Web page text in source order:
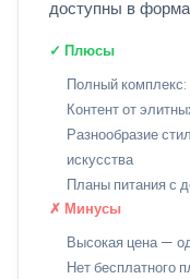
доступны в
✓ Плюсы
Полный комплекс:
Контент от
Разнообразие
искусства
Планы питания с
✗ Минусы
Высокая цена —
Нет бесплатного